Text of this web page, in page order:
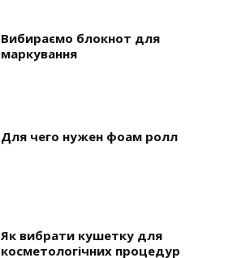
Вибираємо блокнот для
маркування
Для чего нужен фоам ролл
Як вибрати кушетку для
косметологічних процедур